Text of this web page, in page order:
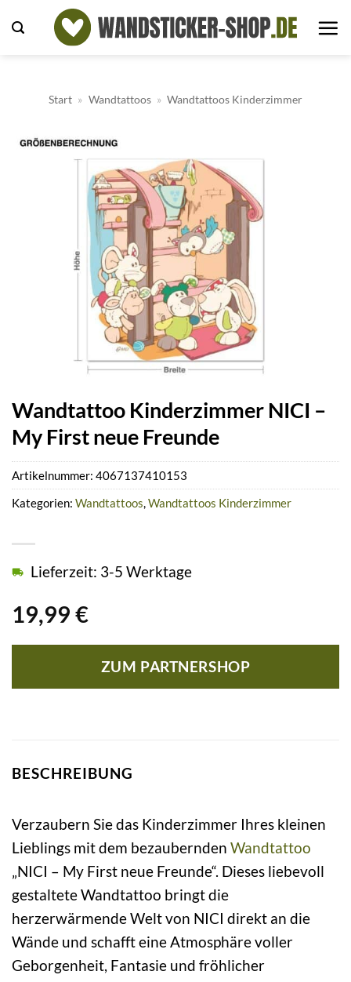
Inhalt
Start » Wandtattoos » Wandtattoos Kinderzimmer
Wandtattoo Kinderzimmer NICI –
My First neue Freunde
19,99 €
Lieferzeit: 3-5 Werktage
ZUM PARTNERSHOP
Artikelnummer: 4067137410153
Kategorien: Wandtattoos Wandtattoos Kinderzimmer
BESCHREIBUNG
Verzaubern Sie das Kinderzimmer Ihres kleinen
Lieblings mit dem bezaubernden Wandtattoo
„NICI – My First neue Freunde“. Dieses liebevoll
gestaltete Wandtattoo bringt die
herzerwärmende Welt von NICI direkt an die
Wände und schafft eine Atmosphäre voller
Geborgenheit, Fantasie und fröhlicher